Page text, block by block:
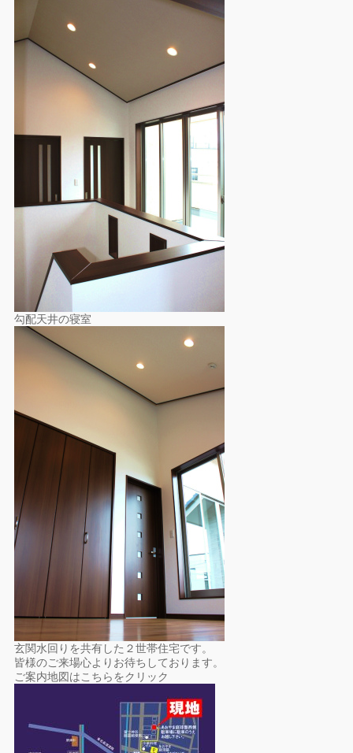
勾配天井の寝室
玄関水回りを共有した２世帯住宅です。
皆様のご来場心よりお待ちしております。
ご案内地図はこちらをクリック